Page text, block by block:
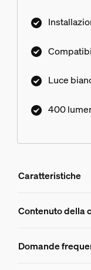
Luce
400
Caratteristiche
8720169230231
Contenuto della
Domande